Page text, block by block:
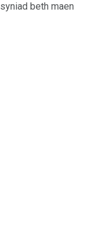
beth maen